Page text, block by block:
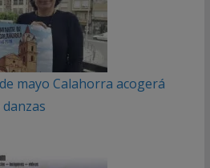
mayo Calahorra acogerá